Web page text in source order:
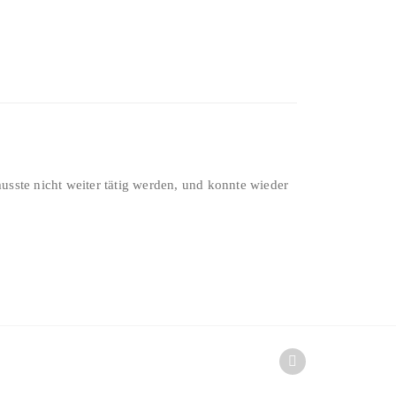
nicht weiter tätig werden, und konnte wieder